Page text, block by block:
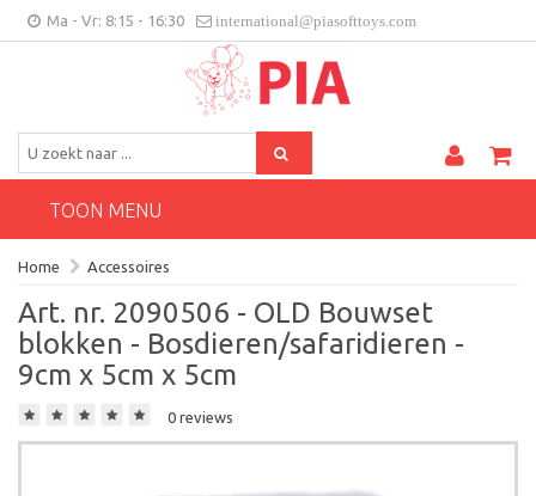
Ma - Vr: 8:15 - 16:30 international@piasofttoys.com
Klantenfeedback
BE/NL
TOON MENU
Home Accessoires
Art. nr. 2090506 - OLD Bouwset
blokken - Bosdieren/safaridieren -
9cm x 5cm x 5cm
0 reviews